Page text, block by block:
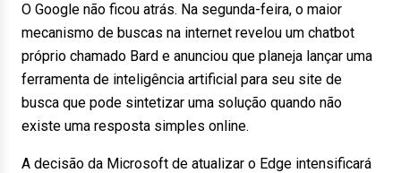
O Google não ficou atrás. Na segunda-feira, o maior
mecanismo de buscas na internet revelou um chatbot
próprio chamado Bard e anunciou que planeja lançar uma
ferramenta de inteligência artificial para seu site de
busca que pode sintetizar uma solução quando não
existe uma resposta simples online.
A decisão da Microsoft de atualizar o Edge intensificará